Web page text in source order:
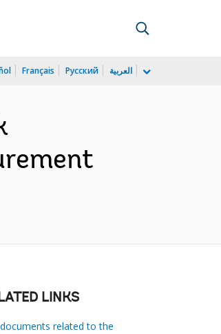
Français Русский العربية
LINKS
related to the